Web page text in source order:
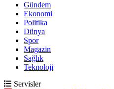
Gündem
Ekonomi
Politika
Dünya
Spor
Magazin
Sağlık
Teknoloji
Servisler